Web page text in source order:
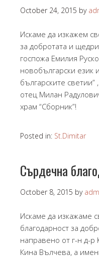
October 24, 2015 by
Искаме да изкажем
за добротата и
госпожа Емилия
новобългарски език
българските
отец Милан
храм “Сборник”!
Posted in: St.Dimitar
Cърдечна
October 8, 2015 by
Искаме да изкажаме
благодарност за
направено от г-н д-р
Кина Вълчева, а